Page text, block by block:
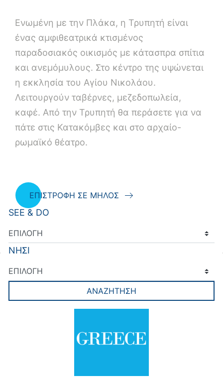
Ενωμένη με την Πλάκα, η Τρυπητή είναι
ένας αμφιθεατρικά κτισμένος
παραδοσιακός οικισμός με κάτασπρα σπίτια
και ανεμόμυλους. Στο κέντρο της υψώνεται
η εκκλησία του Αγίου Νικολάου.
Λειτουργούν ταβέρνες, μεζεδοπωλεία,
καφέ. Από την Τρυπητή θα περάσετε για να
πάτε στις Κατακόμβες και στο αρχαίο-
ρωμαϊκό θέατρο.
ΕΠΙΣΤΡΟΦΗ ΣΕ ΜΗΛΟΣ
SEE & DO
ΝΗΣΙ